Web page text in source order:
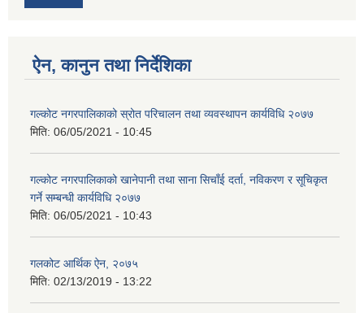
ऐन, कानुन तथा निर्देशिका
गल्कोट नगरपालिकाको स्रोत परिचालन तथा व्यवस्थापन कार्यविधि २०७७
मिति: 06/05/2021 - 10:45
गल्कोट नगरपालिकाको खानेपानी तथा साना सिचाँई दर्ता, नविकरण र सूचिकृत
गर्ने सम्बन्धी कार्यविधि २०७७
मिति: 06/05/2021 - 10:43
गलकोट आर्थिक ऐन, २०७५
मिति: 02/13/2019 - 13:22